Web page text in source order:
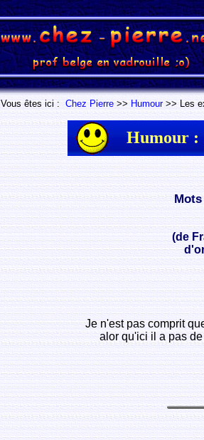
Vous êtes ici :Chez Pierre>>Humour>> Les
Humour :
Mots
(de
Je n'est pas comprit
alor qu'ici il a pas